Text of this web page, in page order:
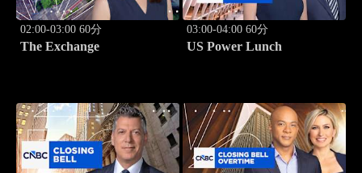
02:00-03:00 60分
The Exchange
03:00-04:00 60分
US Power Lunch